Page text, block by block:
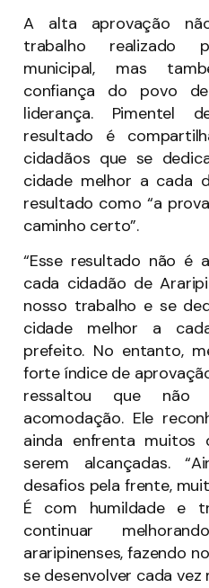
A alta aprovação
trabalho realizado
municipal, mas
confiança do povo
liderança. Pimentel
resultado é
cidadãos que se
cidade melhor a cada
resultado como “a
caminho certo”.
“Esse resultado não é
cada cidadão de
nosso trabalho e se
cidade melhor a
prefeito. No entanto,
forte índice de
ressaltou que não
acomodação. Ele
ainda enfrenta muitos
serem alcançadas.
desafios pela frente,
É com humildade e
continuar
araripinenses, fazendo
se desenvolver cada vez